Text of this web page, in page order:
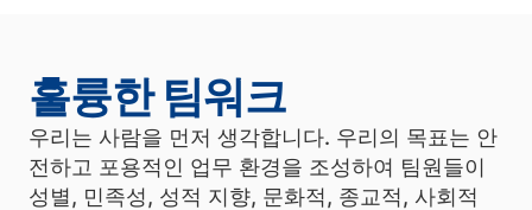
훌륭한 팀워크
우리는 사람을 먼저 생각합니다. 우리의 목표는 안
전하고 포용적인 업무 환경을 조성하여 팀원들이
성별, 민족성, 성적 지향, 문화적, 종교적, 사회적